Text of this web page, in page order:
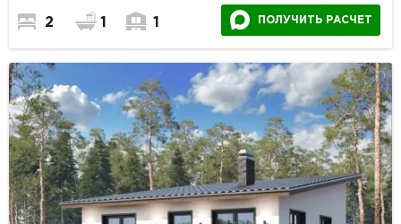
2 1 1 ПОЛУЧИТЬ РАСЧЕТ